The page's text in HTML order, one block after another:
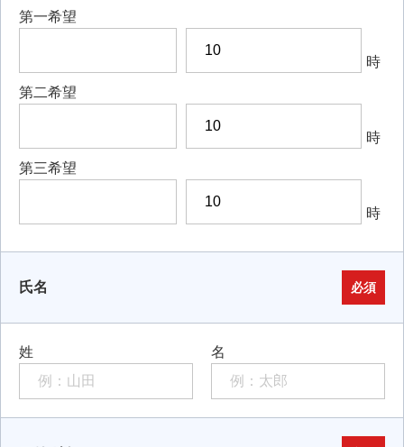
第一希望
時
第二希望
時
第三希望
時
氏名 必須
姓 名